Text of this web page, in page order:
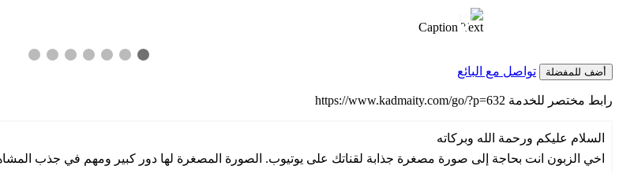
1 / 3
Caption Text
❮
أضف للمفضلة تواصل مع البائع
رابط مختصر للخدمة https://www.kadmaity.com/go/?p=632
السلام عليكم ورحمة الله وبركاته
اخي الزبون انت بحاجة إلى صورة مصغرة جذابة لقناتك على يوتيوب. الصورة المصغرة لها دور كبير ومهم في جذب